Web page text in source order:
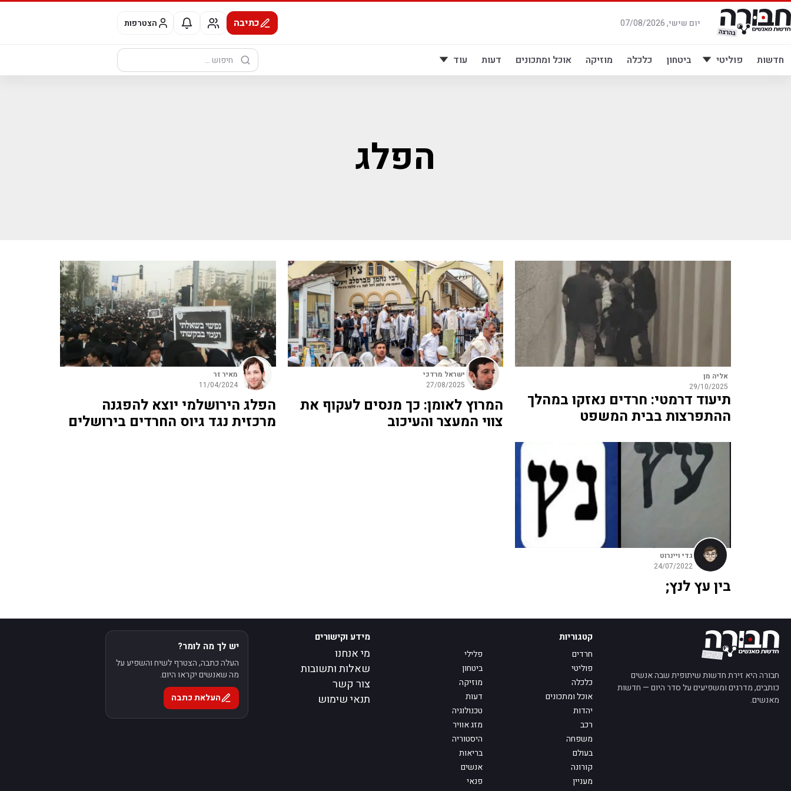
דלג
לתוכן
יום שישי, 07/08/2026 כתיבה הצטרפות
חדשות פוליטי ביטחון כלכלה מוזיקה אוכל ומתכונים דעות עוד
חיפוש:
הפלג
אליה מן
29/10/2025
תיעוד דרמטי: חרדים נאזקו במהלך
ההתפרצות בבית המשפט
ישראל מרדכי
27/08/2025
המרוץ לאומן: כך מנסים לעקוף את
צווי המעצר והעיכוב
מאיר זר
11/04/2024
הפלג הירושלמי יוצא להפגנה
מרכזית נגד גיוס החרדים בירושלים
גדי ויינרוט
24/07/2022
בין עץ לנץ;
חבורה היא זירת חדשות שיתופית שבה אנשים
כותבים, מדרגים ומשפיעים על סדר היום — חדשות
מאנשים.
קטגוריות
חרדים
פלילי
פוליטי
ביטחון
כלכלה
מוזיקה
אוכל ומתכונים
דעות
יהדות
טכנולוגיה
רכב
מזג אוויר
משפחה
היסטוריה
בעולם
בריאות
קורונה
אנשים
מעניין
פנאי
מידע וקישורים
מי אנחנו
שאלות ותשובות
צור קשר
תנאי שימוש
יש לך מה לומר?
העלה כתבה, הצטרף לשיח והשפיע על
מה שאנשים יקראו היום.
העלאת כתבה